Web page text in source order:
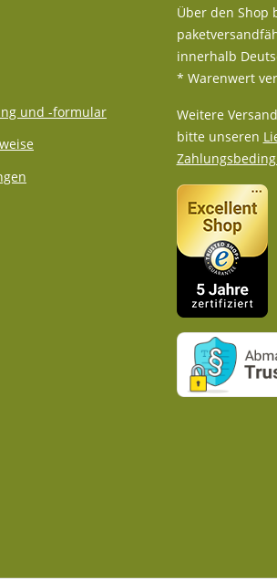
und -formular
Über den Shop
innerhalb
* Warenwert
Weitere
bitte unseren